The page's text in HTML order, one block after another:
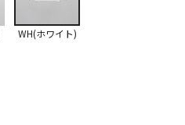
WH(ホワイト)